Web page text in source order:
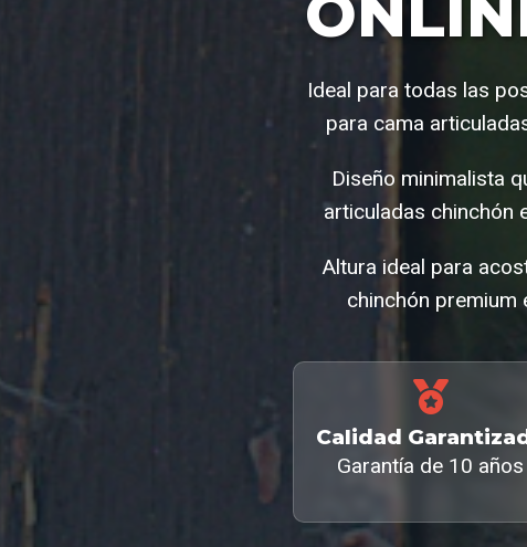
Ideal para todas las
para cama
Diseño minimalista
articuladas chinchón
Altura ideal para
chinchón
Calidad
Garantía de 10 años